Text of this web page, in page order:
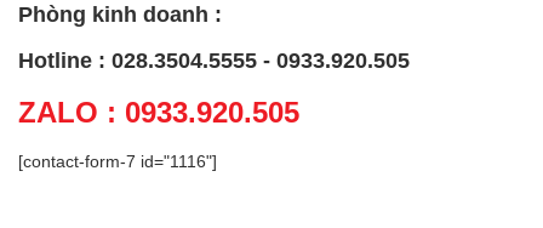
Phòng kinh doanh :
Hotline : 028.3504.5555 - 0933.920.505
ZALO : 0933.920.505
[contact-form-7 id="1116"]